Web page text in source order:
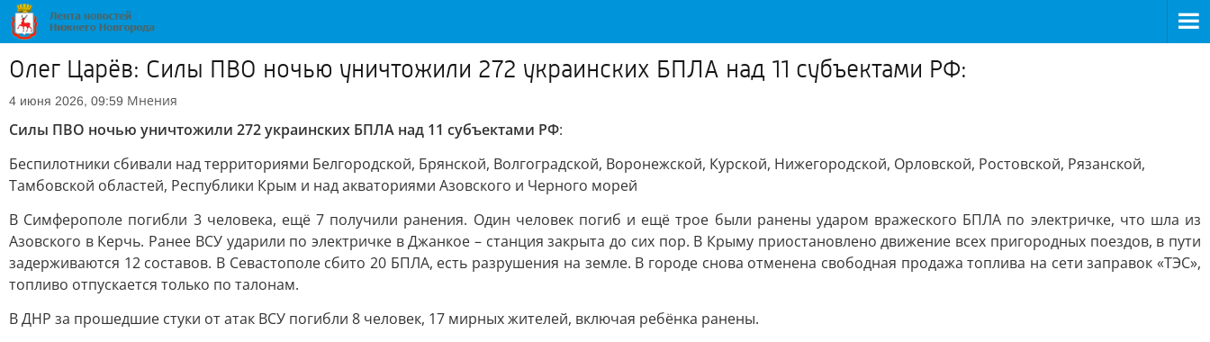
Олег Царёв: Силы ПВО ночью уничтожили 272 украинских БПЛА над 11 субъектами РФ:
4 июня 2026, 09:59 Мнения
Силы ПВО ночью уничтожили 272 украинских БПЛА над 11 субъектами РФ:
Беспилотники сбивали над территориями Белгородской, Брянской, Волгоградской, Воронежской, Курской, Нижегородской, Орловской, Ростовской, Рязанской,
Тамбовской областей, Республики Крым и над акваториями Азовского и Черного морей
В Симферополе погибли 3 человека, ещё 7 получили ранения. Один человек погиб и ещё трое были ранены ударом вражеского БПЛА по электричке, что шла из
Азовского в Керчь. Ранее ВСУ ударили по электричке в Джанкое – станция закрыта до сих пор. В Крыму приостановлено движение всех пригородных поездов, в пути
задерживаются 12 составов. В Севастополе сбито 20 БПЛА, есть разрушения на земле. В городе снова отменена свободная продажа топлива на сети заправок «ТЭС»,
топливо отпускается только по талонам.
В ДНР за прошедшие стуки от атак ВСУ погибли 8 человек, 17 мирных жителей, включая ребёнка ранены.